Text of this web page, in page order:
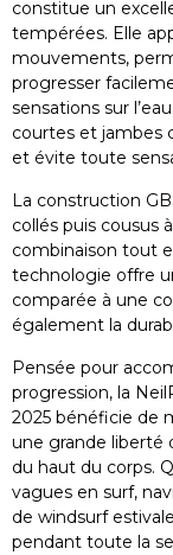
constitue un
tempérées. Elle
mouvements,
progresser
sensations sur
courtes et jambes
et évite toute
La construction
collés puis cousus
combinaison tout
technologie offre
comparée à une
également la
Pensée pour
progression, la
2025 bénéficie de
une grande liberté
du haut du corps.
vagues en surf,
de windsurf
pendant toute la